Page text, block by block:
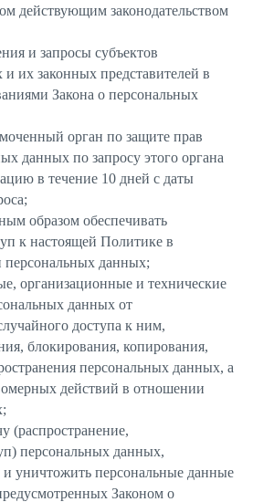
действующим законодательством
и запросы субъектов
их законных представителей в
Закона о персональных
орган по защите прав
данных по запросу этого органа
в течение 10 дней с даты
образом обеспечивать
к настоящей Политике в
данных;
организационные и технические
данных от
доступа к ним,
блокирования, копирования,
персональных данных, а
действий в отношении
(распространение,
персональных данных,
и уничтожить персональные данные
Законом о